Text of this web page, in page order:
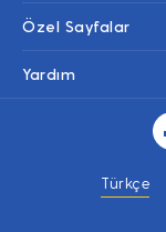
Özel Sayfalar
Yardım
Türkçe